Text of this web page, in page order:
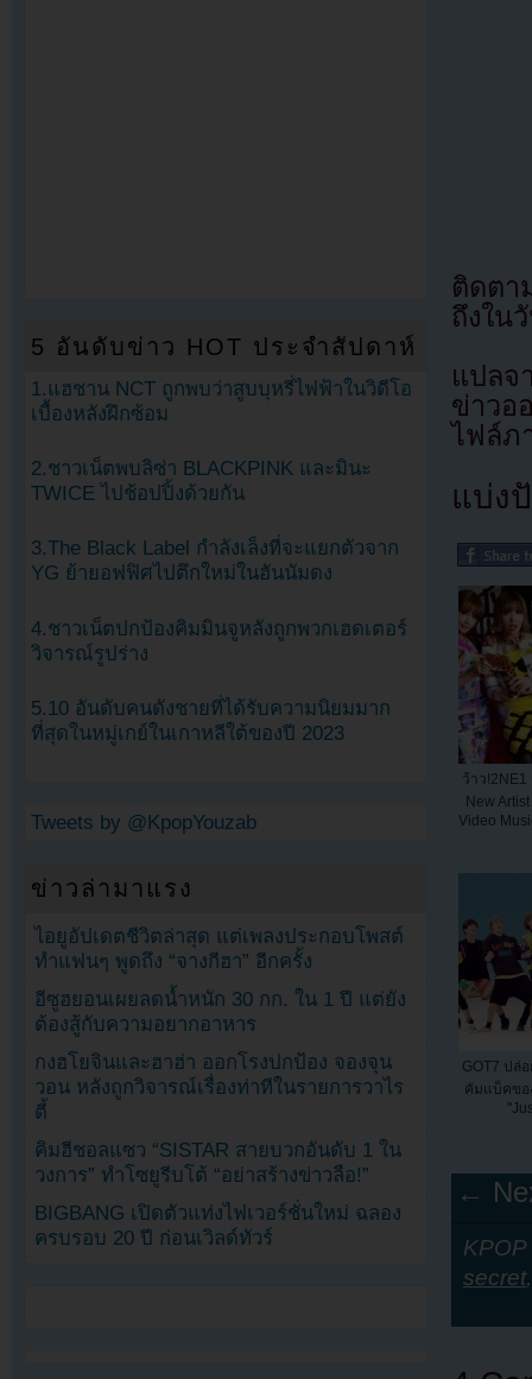
ติดตา
ถึงใน
แปลจ
ข่าว
ไฟล์ภ
แบ่ง
ว้าว!2NE1
New
Video
GOT7 ปล่
คัมแบ็คขอ
←
secret
5 อันดับข่าว HOT ประจำสัปดาห์
1.แฮชาน NCT ถูกพบว่าสูบบุหรี่ไฟฟ้าในวิดีโอ
เบื้องหลังฝึกซ้อม
2.ชาวเน็ตพบลิซ่า BLACKPINK และมินะ
TWICE ไปช้อปปิ้งด้วยกัน
3.The Black Label กำลังเล็งที่จะแยกตัวจาก
YG ย้ายอฟฟิศไปตึกใหม่ในฮันนัมดง
4.ชาวเน็ตปกป้องคิมมินจูหลังถูกพวกเฮดเตอร์
วิจารณ์รูปร่าง
5.10 อันดับคนดังชายที่ได้รับความนิยมมาก
ที่สุดในหมู่เกย์ในเกาหลีใต้ของปี 2023
Tweets by @KpopYouzab
ข่าวล่ามาแรง
ไอยูอัปเดตชีวิตล่าสุด แต่เพลงประกอบโพสต์
ทำแฟนๆ พูดถึง “จางกีฮา” อีกครั้ง
อีซูฮยอนเผยลดน้ำหนัก 30 กก. ใน 1 ปี แต่ยัง
ต้องสู้กับความอยากอาหาร
กงฮโยจินและฮาฮ่า ออกโรงปกป้อง จองจุน
วอน หลังถูกวิจารณ์เรื่องท่าทีในรายการวาไร
ตี้
คิมฮีชอลแซว “SISTAR สายบวกอันดับ 1 ใน
วงการ” ทำโซยูรีบโต้ “อย่าสร้างข่าวลือ!”
BIGBANG เปิดตัวแท่งไฟเวอร์ชั่นใหม่ ฉลอง
ครบรอบ 20 ปี ก่อนเวิลด์ทัวร์